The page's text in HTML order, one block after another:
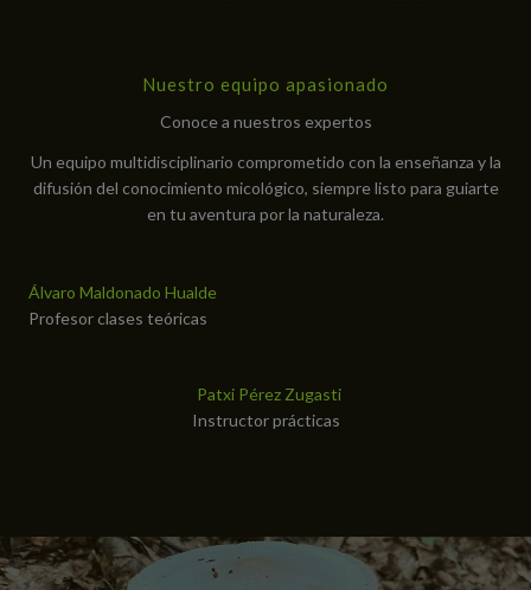
Nuestro equipo apasionado
Conoce a nuestros expertos
Un equipo multidisciplinario comprometido con la enseñanza y la
difusión del conocimiento micológico, siempre listo para guiarte
en tu aventura por la naturaleza.
Álvaro Maldonado Hualde
Profesor clases teóricas
Patxi Pérez Zugasti
Instructor prácticas